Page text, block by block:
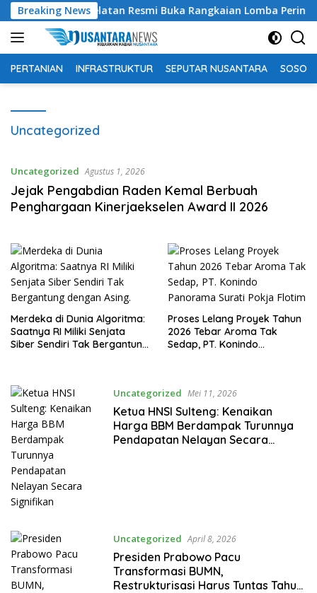
Langsung
ke
konten
Breaking News
OKU Selatan Resmi Buka Rangkaian Lomba Peringatan
PERTANIAN INFRASTRUKTUR SEPUTAR NUSANTARA SOSOK
Uncategorized
Uncategorized Agustus 1, 2026
Jejak Pengabdian Raden Kemal Berbuah
Penghargaan Kinerjaekselen Award II 2026
Merdeka di Dunia Algoritma:
Saatnya RI Miliki Senjata
Siber Sendiri Tak Bergantung
Proses Lelang Proyek Tahun
2026 Tebar Aroma Tak
Sedap, PT. Konindo
Uncategorized Mei 11, 2026
Ketua HNSI Sulteng: Kenaikan
Harga BBM Berdampak Turunnya
Pendapatan Nelayan Secara
Uncategorized April 8, 2026
Presiden Prabowo Pacu
Transformasi BUMN,
Restrukturisasi Harus Tuntas Tahun